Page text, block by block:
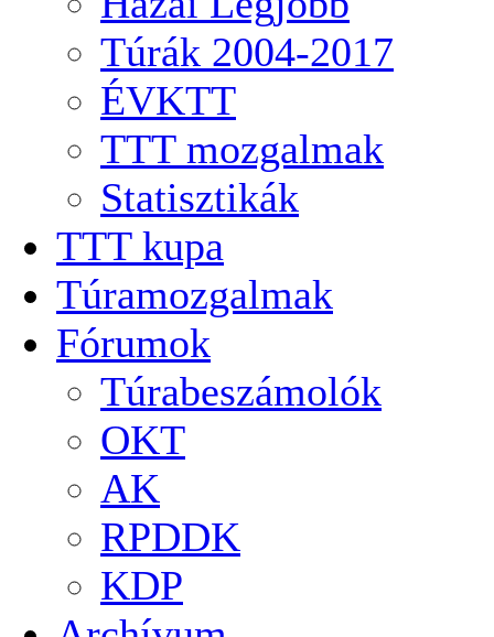
Túrák 2004-2017
ÉVKTT
TTT mozgalmak
Statisztikák
TTT kupa
Túramozgalmak
Fórumok
Túrabeszámolók
OKT
AK
RPDDK
KDP